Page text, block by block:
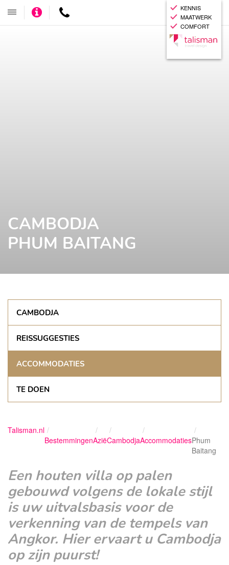
KENNIS
MAATWERK
COMFORT
Toggle
navigatie
Adviseer Contact
CAMBODJA
PHUM BAITANG
CAMBODJA
REISSUGGESTIES
ACCOMMODATIES
TE DOEN
Talisman.nl
BestemmingenAziëCambodjaAccommodatiesPhum
Baitang
Een houten villa op palen
gebouwd volgens de lokale stijl
is uw uitvalsbasis voor de
verkenning van de tempels van
Angkor. Hier ervaart u Cambodja
op zijn puurst!